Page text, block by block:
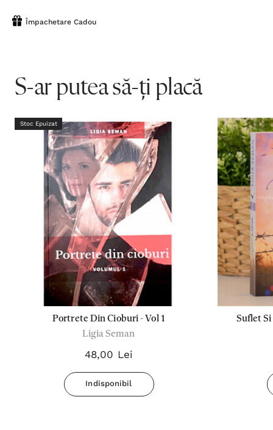
Împachetare Cadou
S-ar putea să-ți placă
Stoc Epuizat
Portrete Din Cioburi - Vol 1
Ligia Seman
48,00 Lei
Indisponibil
Suflet